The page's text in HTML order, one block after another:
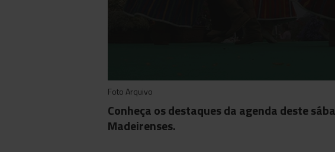
Foto Arquivo
Conheça os destaques da agenda deste
Madeirenses.